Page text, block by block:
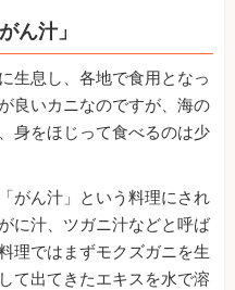
ん汁」
生息し、各地で食用となっ
良いカニなのですが、海の
身をほじって食べるのは少
がん汁」という料理にされ
に汁、ツガニ汁などと呼ば
理ではまずモクズガニを生
て出てきたエキスを水で溶